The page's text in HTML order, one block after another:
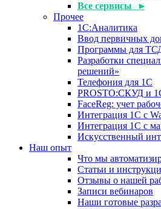
Все сервисы ▸
Прочее
1С:Аналитика
Ввод первичных
Программы для
Разработки
решений»
Телефония для 1С
PROSTO:СКУД и
FaceReg: учет
Интеграция 1С с
Интеграция 1С с
Искусственный
Наш опыт
Что мы
Статьи и
Отзывы о нашей
Записи вебинаров
Наши готовые